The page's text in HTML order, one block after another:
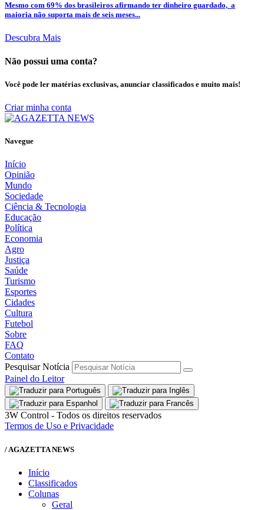
Mesmo com 69% dos brasileiros afirmando ter dinheiro guardado, a
maioria não suporta mais de seis meses...
Descubra Mais
Não possui uma conta?
Você pode ler matérias exclusivas, anunciar classificados e muito mais!
Criar minha conta
Navegue
Início
Opinião
Mundo
Sociedade
Ciência & Tecnologia
Educação
Política
Economia
Agro
Justiça
Saúde
Turismo
Esportes
Cidades
Cultura
Futebol
Sobre
FAQ
Contato
Pesquisar Notícia
Painel do Leitor
3W Control - Todos os direitos reservados
Termos de Uso e Privacidade
/ AGAZETTA NEWS
Início
Classificados
Colunas
Geral